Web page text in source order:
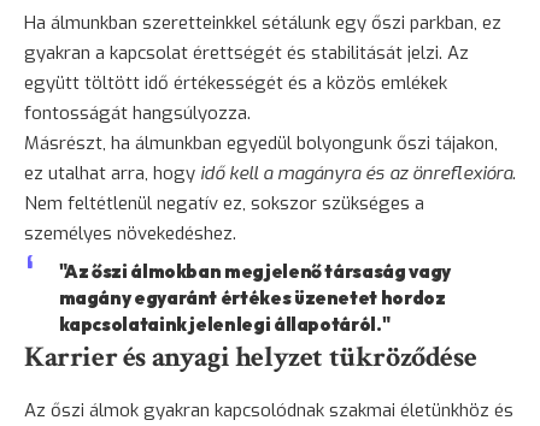
Ha álmunkban szeretteinkkel sétálunk egy őszi parkban, ez
gyakran a kapcsolat érettségét és stabilitását jelzi. Az
együtt töltött idő értékességét és a közös emlékek
fontosságát hangsúlyozza.
Másrészt, ha álmunkban egyedül bolyongunk őszi tájakon,
ez utalhat arra, hogy idő kell a magányra és az önreflexióra.
Nem feltétlenül negatív ez, sokszor szükséges a
személyes növekedéshez.
"Az őszi álmokban megjelenő társaság vagy
magány egyaránt értékes üzenetet hordoz
kapcsolataink jelenlegi állapotáról."
Karrier és anyagi helyzet tükröződése
Az őszi álmok gyakran kapcsolódnak szakmai életünkhöz és